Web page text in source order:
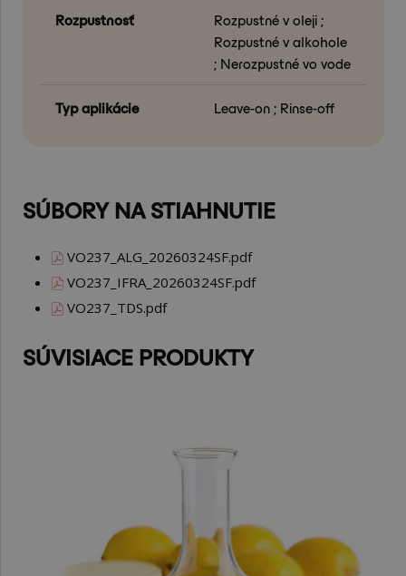
Rozpustnosť
Rozpustné v oleji ;
Rozpustné v alkohole
; Nerozpustné vo vode
Typ aplikácie Leave-on ; Rinse-off
SÚBORY NA STIAHNUTIE
VO237_ALG_20260324SF.pdf
VO237_IFRA_20260324SF.pdf
VO237_TDS.pdf
SÚVISIACE PRODUKTY